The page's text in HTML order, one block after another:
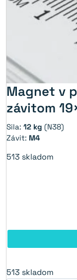
Magnet v
závitom
Sila: 12 kg (N38)
Závit: M4
513 skladom
513 skladom